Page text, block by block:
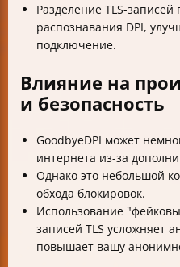
Разделение TLS-записей
распознавания DPI,
подключение.
Влияние на
и безопасность
GoodbyeDPI может
интернета из-за
Однако это небольшой
обхода блокировок.
Использование
записей TLS усложняет
повышает вашу